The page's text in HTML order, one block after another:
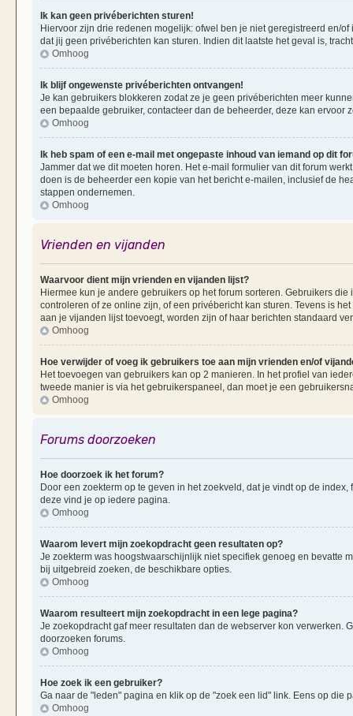
Ik kan geen privéberichten sturen!
Hiervoor zijn drie redenen mogelijk: ofwel ben je niet geregistreerd en/
dat jij geen privéberichten kan sturen. Indien dit laatste het geval is,
Omhoog
Ik blijf ongewenste privéberichten ontvangen!
Je kan gebruikers blokkeren zodat ze je geen privéberichten meer
een bepaalde gebruiker, contacteer dan de beheerder, deze kan ervoor
Omhoog
Ik heb spam of een e-mail met ongepaste inhoud van iemand op dit
Jammer dat we dit moeten horen. Het e-mail formulier van dit forum
doen is de beheerder een kopie van het bericht e-mailen, inclusief de
stappen ondernemen.
Omhoog
Vrienden en vijanden
Waarvoor dient mijn vrienden en vijanden lijst?
Hiermee kun je andere gebruikers op het forum sorteren. Gebruikers
controleren of ze online zijn, of een privébericht kan sturen. Tevens is
aan je vijanden lijst toevoegt, worden zijn of haar berichten standaard
Omhoog
Hoe verwijder of voeg ik gebruikers toe aan mijn vrienden en/of
Het toevoegen van gebruikers kan op 2 manieren. In het profiel van
tweede manier is via het gebruikerspaneel, dan moet je een
Omhoog
Forums doorzoeken
Hoe doorzoek ik het forum?
Door een zoekterm op te geven in het zoekveld, dat je vindt op de
deze vind je op iedere pagina.
Omhoog
Waarom levert mijn zoekopdracht geen resultaten op?
Je zoekterm was hoogstwaarschijnlijk niet specifiek genoeg en bevatte
bij uitgebreid zoeken, de beschikbare opties.
Omhoog
Waarom resulteert mijn zoekopdracht in een lege pagina?
Je zoekopdracht gaf meer resultaten dan de webserver kon verwerken.
doorzoeken forums.
Omhoog
Hoe zoek ik een gebruiker?
Ga naar de "leden" pagina en klik op de "zoek een lid" link. Eens op die
Omhoog